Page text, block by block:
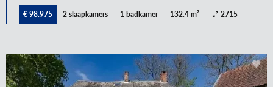
€ 98.975 2 slaapkamers 1 badkamer 132.4 m² 2715